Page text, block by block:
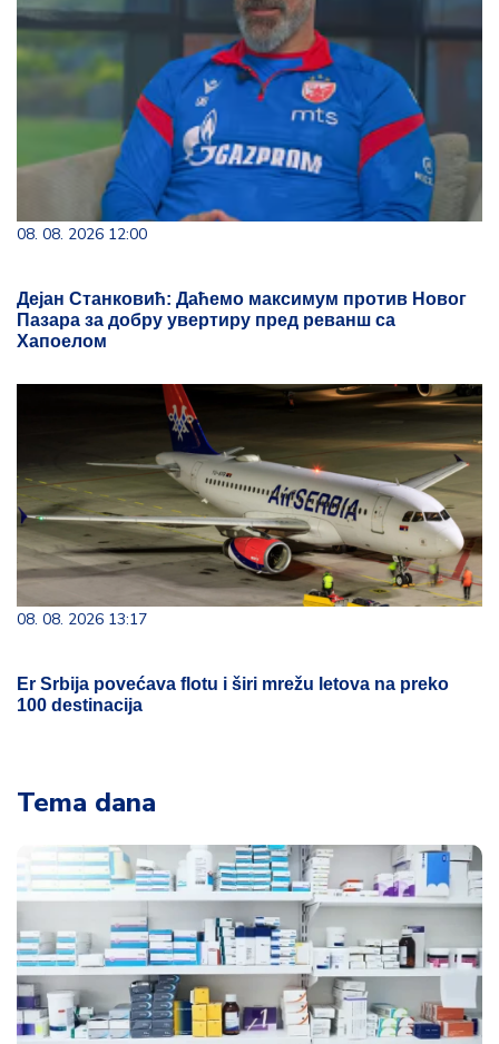
08. 08. 2026 12:00
Дејан Станковић: Даћемо максимум против Новог
Пазара за добру увертиру пред реванш са
Хапоелом
08. 08. 2026 13:17
Er Srbija povećava flotu i širi mrežu letova na preko
100 destinacija
Tema dana